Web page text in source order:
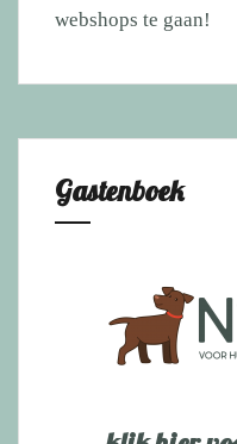
webshops te gaan!
Gastenboek